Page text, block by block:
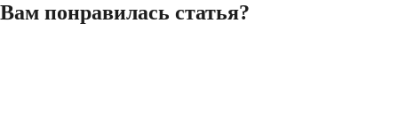
Вам понравилась статья?